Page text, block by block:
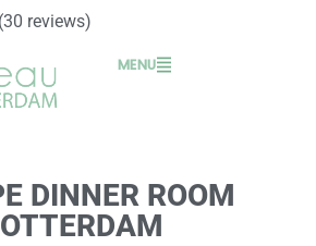
(30 reviews)
MENU
DINNER ROOM